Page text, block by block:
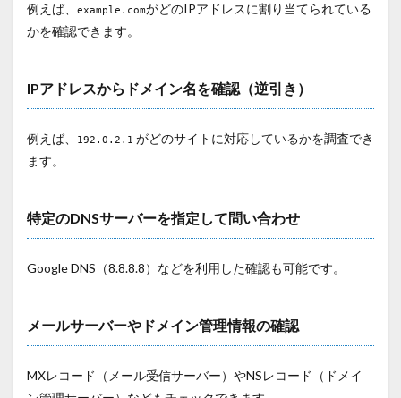
例えば、 example.comがどのIPアドレスに割り当てられている
かを確認できます。
IPアドレスからドメイン名を確認（逆引き）
例えば、 192.0.2.1 がどのサイトに対応しているかを調査でき
ます。
特定のDNSサーバーを指定して問い合わせ
Google DNS（8.8.8.8）などを利用した確認も可能です。
メールサーバーやドメイン管理情報の確認
MXレコード（メール受信サーバー）やNSレコード（ドメイ